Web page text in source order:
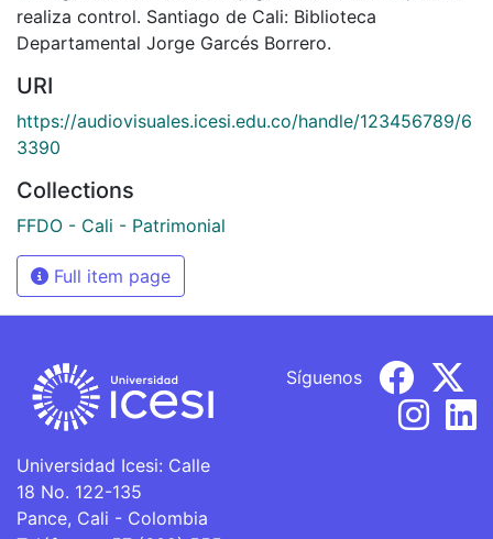
realiza control. Santiago de Cali: Biblioteca
Departamental Jorge Garcés Borrero.
URI
https://audiovisuales.icesi.edu.co/handle/123456789/6
3390
Collections
FFDO - Cali - Patrimonial
Full item page
Universidad Icesi: Calle
18 No. 122-135
Pance, Cali - Colombia
Síguenos